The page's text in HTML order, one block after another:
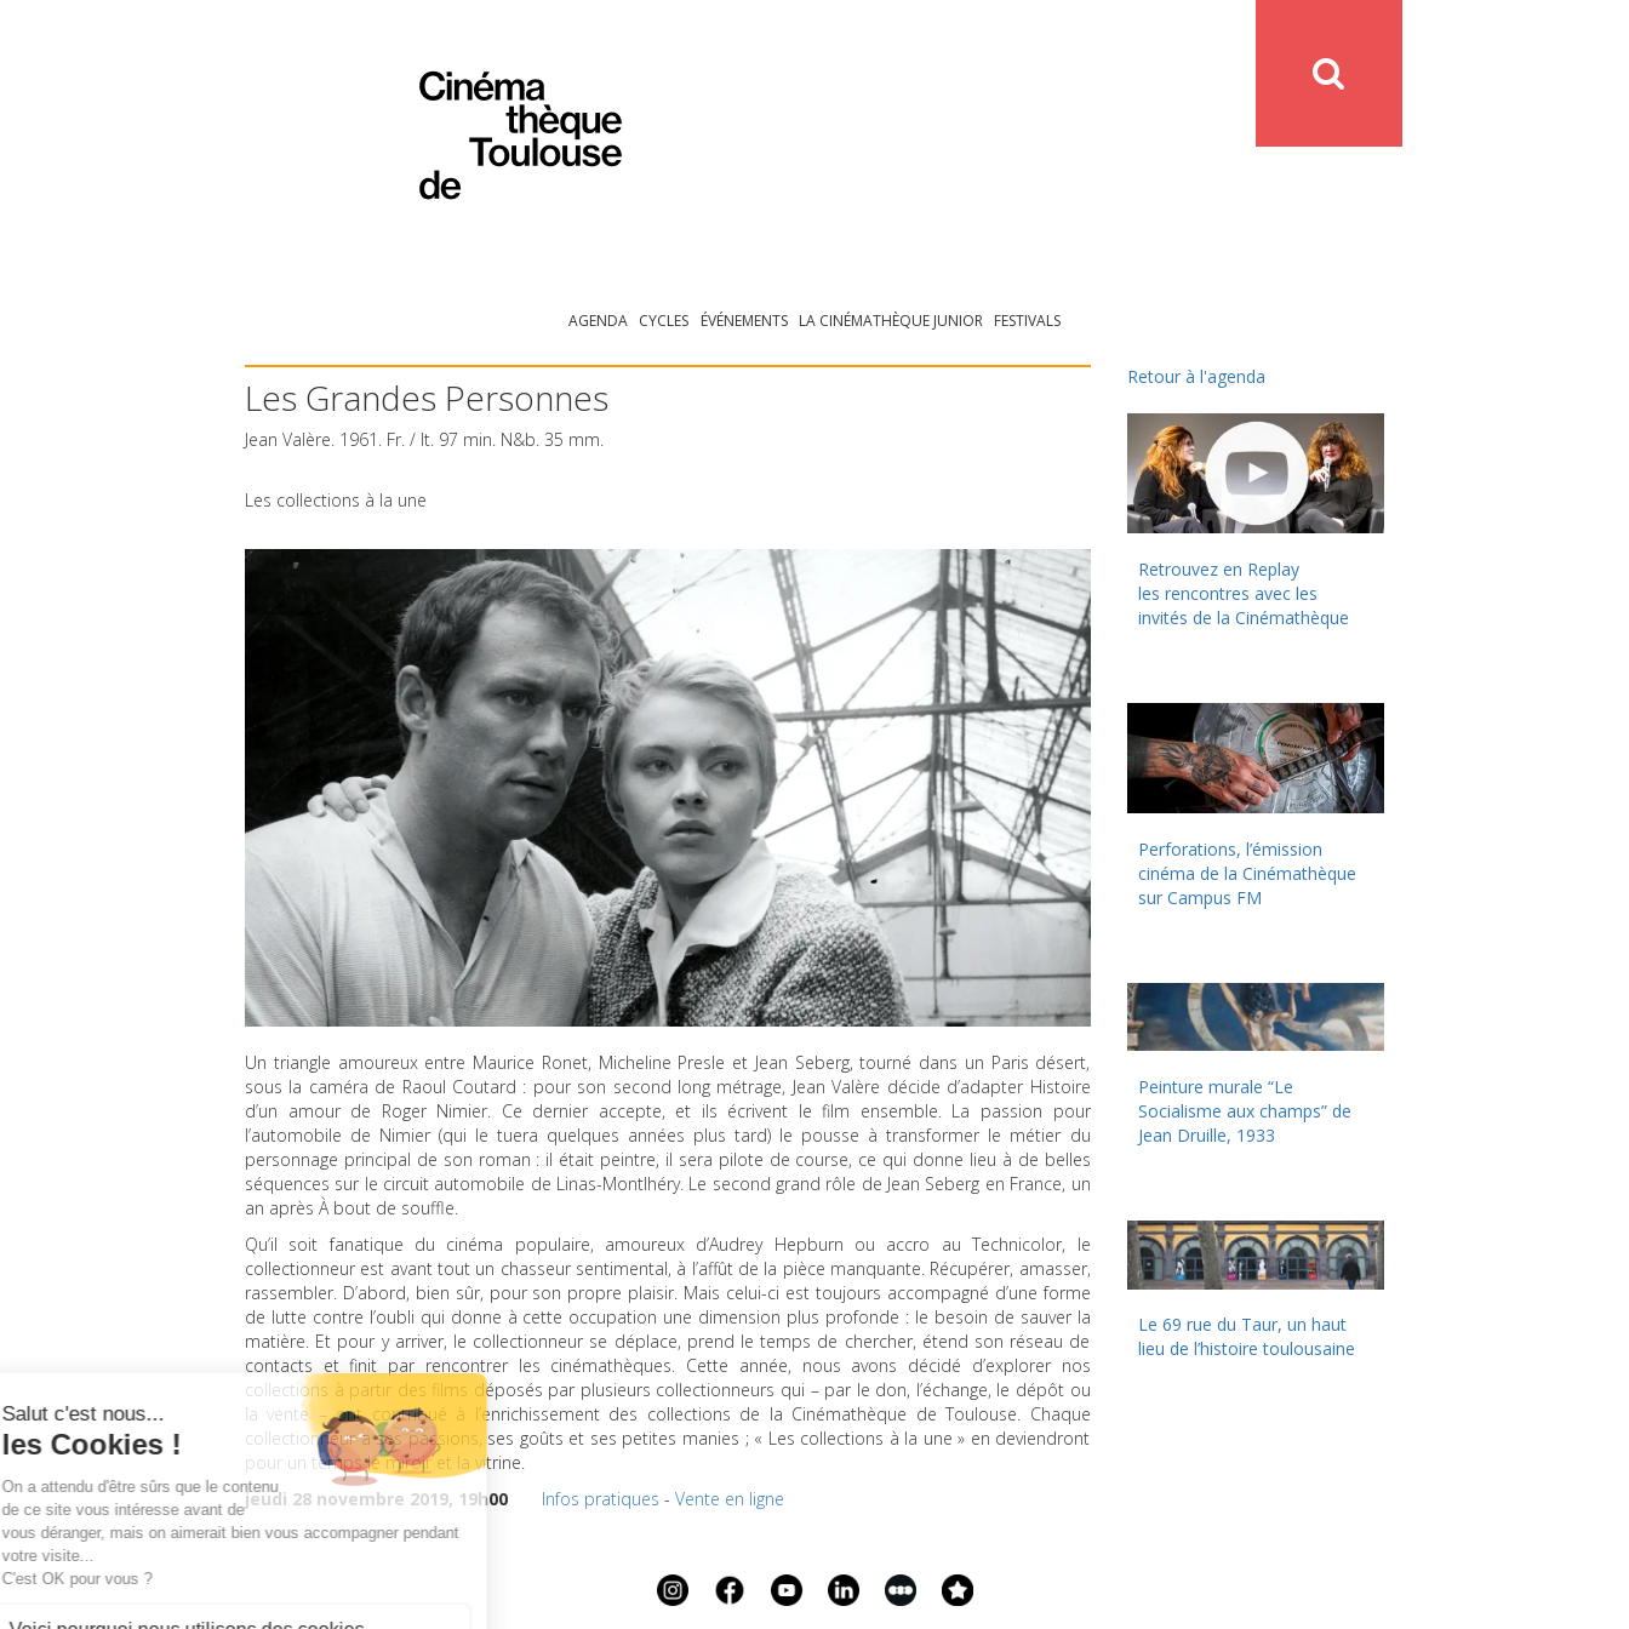
AGENDA CYCLES ÉVÉNEMENTS LA CINÉMATHÈQUE JUNIOR FESTIVALS
Les Grandes Personnes
Jean Valère. 1961. Fr. / It. 97 min. N&b. 35 mm.
Les collections à la une
Un triangle amoureux entre Maurice Ronet, Micheline Presle et Jean Seberg, tourné dans un Paris désert,
sous la caméra de Raoul Coutard : pour son second long métrage, Jean Valère décide d’adapter Histoire
d’un amour de Roger Nimier. Ce dernier accepte, et ils écrivent le film ensemble. La passion pour
l’automobile de Nimier (qui le tuera quelques années plus tard) le pousse à transformer le métier du
personnage principal de son roman : il était peintre, il sera pilote de course, ce qui donne lieu à de belles
séquences sur le circuit automobile de Linas-Montlhéry. Le second grand rôle de Jean Seberg en France, un
an après À bout de souffle.
Qu’il soit fanatique du cinéma populaire, amoureux d’Audrey Hepburn ou accro au Technicolor, le
collectionneur est avant tout un chasseur sentimental, à l’affût de la pièce manquante. Récupérer, amasser,
rassembler. D’abord, bien sûr, pour son propre plaisir. Mais celui-ci est toujours accompagné d’une forme
de lutte contre l’oubli qui donne à cette occupation une dimension plus profonde : le besoin de sauver la
matière. Et pour y arriver, le collectionneur se déplace, prend le temps de chercher, étend son réseau de
contacts et finit par rencontrer les cinémathèques. Cette année, nous avons décidé d’explorer nos
collections à partir des films déposés par plusieurs collectionneurs qui – par le don, l’échange, le dépôt ou
la vente – ont contribué à l’enrichissement des collections de la Cinémathèque de Toulouse. Chaque
collectionneur a ses passions, ses goûts et ses petites manies ; « Les collections à la une » en deviendront
pour un temps le miroir et la vitrine.
jeudi 28 novembre 2019, 19h00
Infos pratiques - Vente en ligne
Retour à l'agenda
Retrouvez en Replay
les rencontres avec les
invités de la Cinémathèque
Perforations, l’émission
cinéma de la Cinémathèque
sur Campus FM
Peinture murale “Le
Socialisme aux champs” de
Jean Druille, 1933
Le 69 rue du Taur, un haut
lieu de l’histoire toulousaine